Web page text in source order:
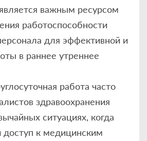
важным ресурсом
работоспособности
для эффективной и
в раннее утреннее
работа часто
здравоохранения
ситуациях, когда
доступ к медицинским